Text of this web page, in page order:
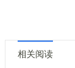
相关阅读